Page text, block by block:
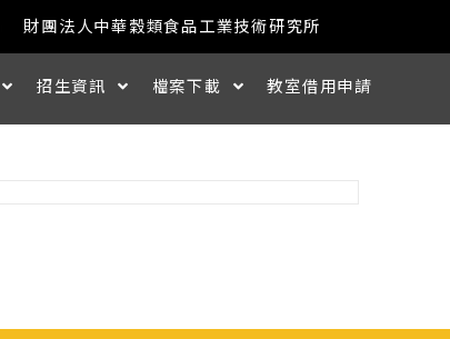
財團法人中華穀類食品工業技術研究所
招生資訊 檔案下載 教室借用申請